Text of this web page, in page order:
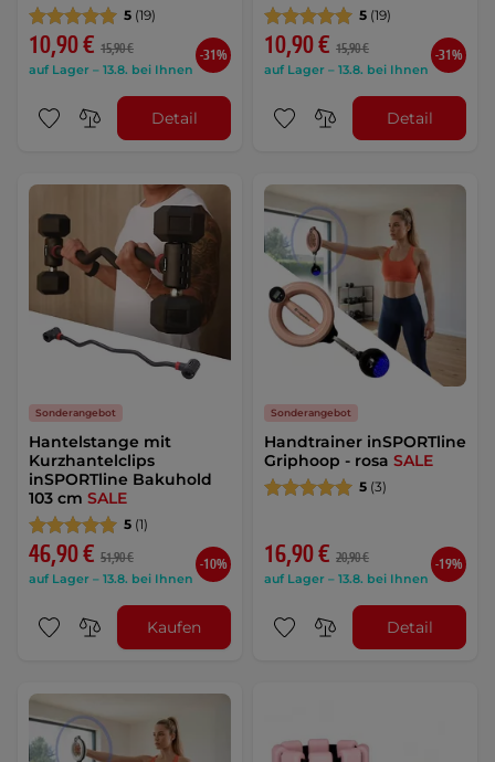
5 (19)
10,90 € 15,90 €
auf Lager – 13.8. bei Ihnen
-31%
Detail
5 (19)
10,90 € 15,90 €
auf Lager – 13.8. bei Ihnen
-31%
Detail
Sonderangebot
Hantelstange mit
Kurzhantelclips
inSPORTline Bakuhold
103 cm SALE
5 (1)
46,90 € 51,90 €
auf Lager – 13.8. bei Ihnen
-10%
Kaufen
Sonderangebot
Handtrainer inSPORTline
Griphoop - rosa SALE
5 (3)
16,90 € 20,90 €
auf Lager – 13.8. bei Ihnen
-19%
Detail